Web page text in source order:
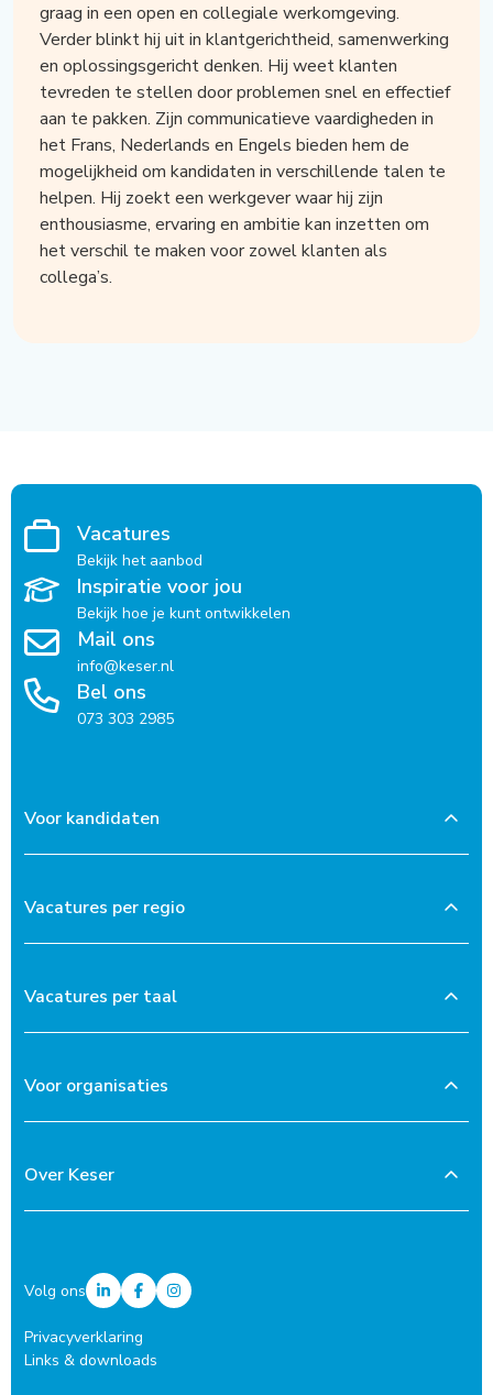
graag in een open en collegiale werkomgeving.
Verder blinkt hij uit in klantgerichtheid, samenwerking
en oplossingsgericht denken. Hij weet klanten
tevreden te stellen door problemen snel en effectief
aan te pakken. Zijn communicatieve vaardigheden in
het Frans, Nederlands en Engels bieden hem de
mogelijkheid om kandidaten in verschillende talen te
helpen. Hij zoekt een werkgever waar hij zijn
enthousiasme, ervaring en ambitie kan inzetten om
het verschil te maken voor zowel klanten als
collega’s.
Vacatures
Bekijk het aanbod
Inspiratie voor jou
Bekijk hoe je kunt ontwikkelen
Mail ons
info@keser.nl
Bel ons
073 303 2985
Voor kandidaten
Vacatures per regio
Vacatures per taal
Voor organisaties
Over Keser
Privacyverklaring
Links & downloads
Volg ons